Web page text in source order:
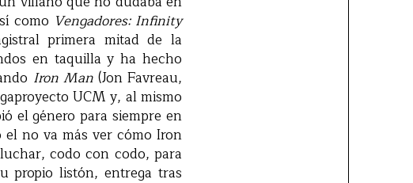
como Vengadores: Infinity
primera mitad de la
en taquilla y ha hecho
Iron Man(Jon Favreau,
UCM y, al mismo
el género para siempre en
el no va más ver cómo Iron
codo con codo, para
propio listón, entrega tras